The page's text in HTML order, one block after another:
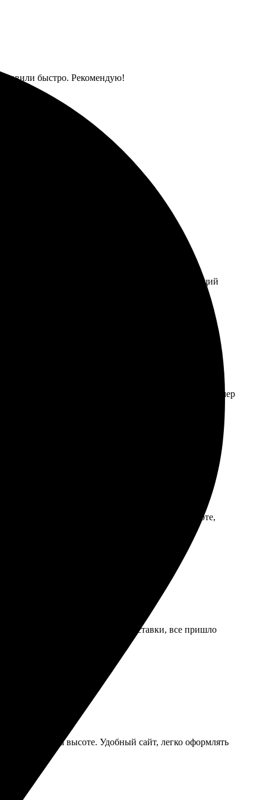
быстро. Рекомендую!
который очень удобен и понятен. На следующий
понятно. Картинки загрузились без проблем, а размер
работ порадовало, цвета яркие и
пришло быстро и аккуратно. Качество на высоте,
Приятно удивили сроки доставки, все пришло
сервис на высоте. Удобный сайт, легко оформлять